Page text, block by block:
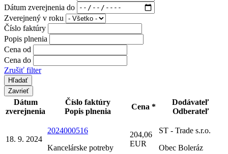
Dátum zverejnenia do
Zverejnený v roku
Číslo faktúry
Popis plnenia
Cena od
Cena do
Zrušiť filter
Zavrieť
Dátum
zverejnenia
Číslo faktúry
Popis plnenia
Cena *
Dodávateľ
Odberateľ
18. 9. 2024
2024000516
Kancelárske potreby
204,06
EUR
ST - Trade s.r.o.
Obec Boleráz